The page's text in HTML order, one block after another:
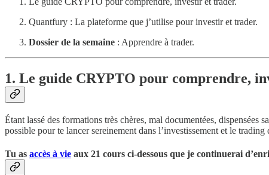
Quantfury : La plateforme que j’utilise pour investir et trader.
Dossier de la semaine : Apprendre à trader.
1. Le guide CRYPTO pour comprendre,
Étant lassé des formations très chères, mal documentées,
possible pour te lancer sereinement dans l’investissement et le
Tu as accès à vie aux 21 cours ci-dessous que je continuerai